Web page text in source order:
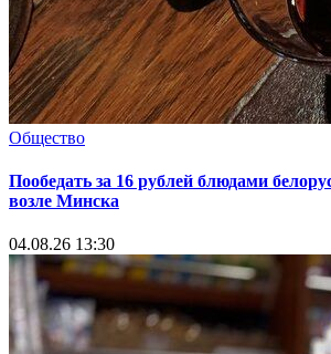
Общество
Пообедать за 16 рублей блюдами
возле Минска
04.08.26 13:30